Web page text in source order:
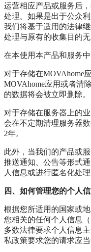
运营相应产品或服务后
处理。如果是出于公众
我们将基于适用的法律
处理与原有的收集目的无
在本使用本产品和服务
对于存储在MOVAhome
MOVAhome应用或者清
的数据将会被立即删除。
对于存储在服务器上的
会在不定期清理服务器
2年。
此外，当我们的产品或
推送通知、公告等形式
人信息或进行匿名化处理
四、如何管理您的个人
根据您所适用的国家或
您相关的任何个人信息
多数法律要求个人信息
私政策要求您的请求应当